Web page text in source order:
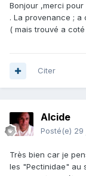
Bonjour ,merci
. La provenance ; a
( mais trouvé a
Citer
Alcide
Posté(e) 29
Très bien car je
les "Pectinidae" au